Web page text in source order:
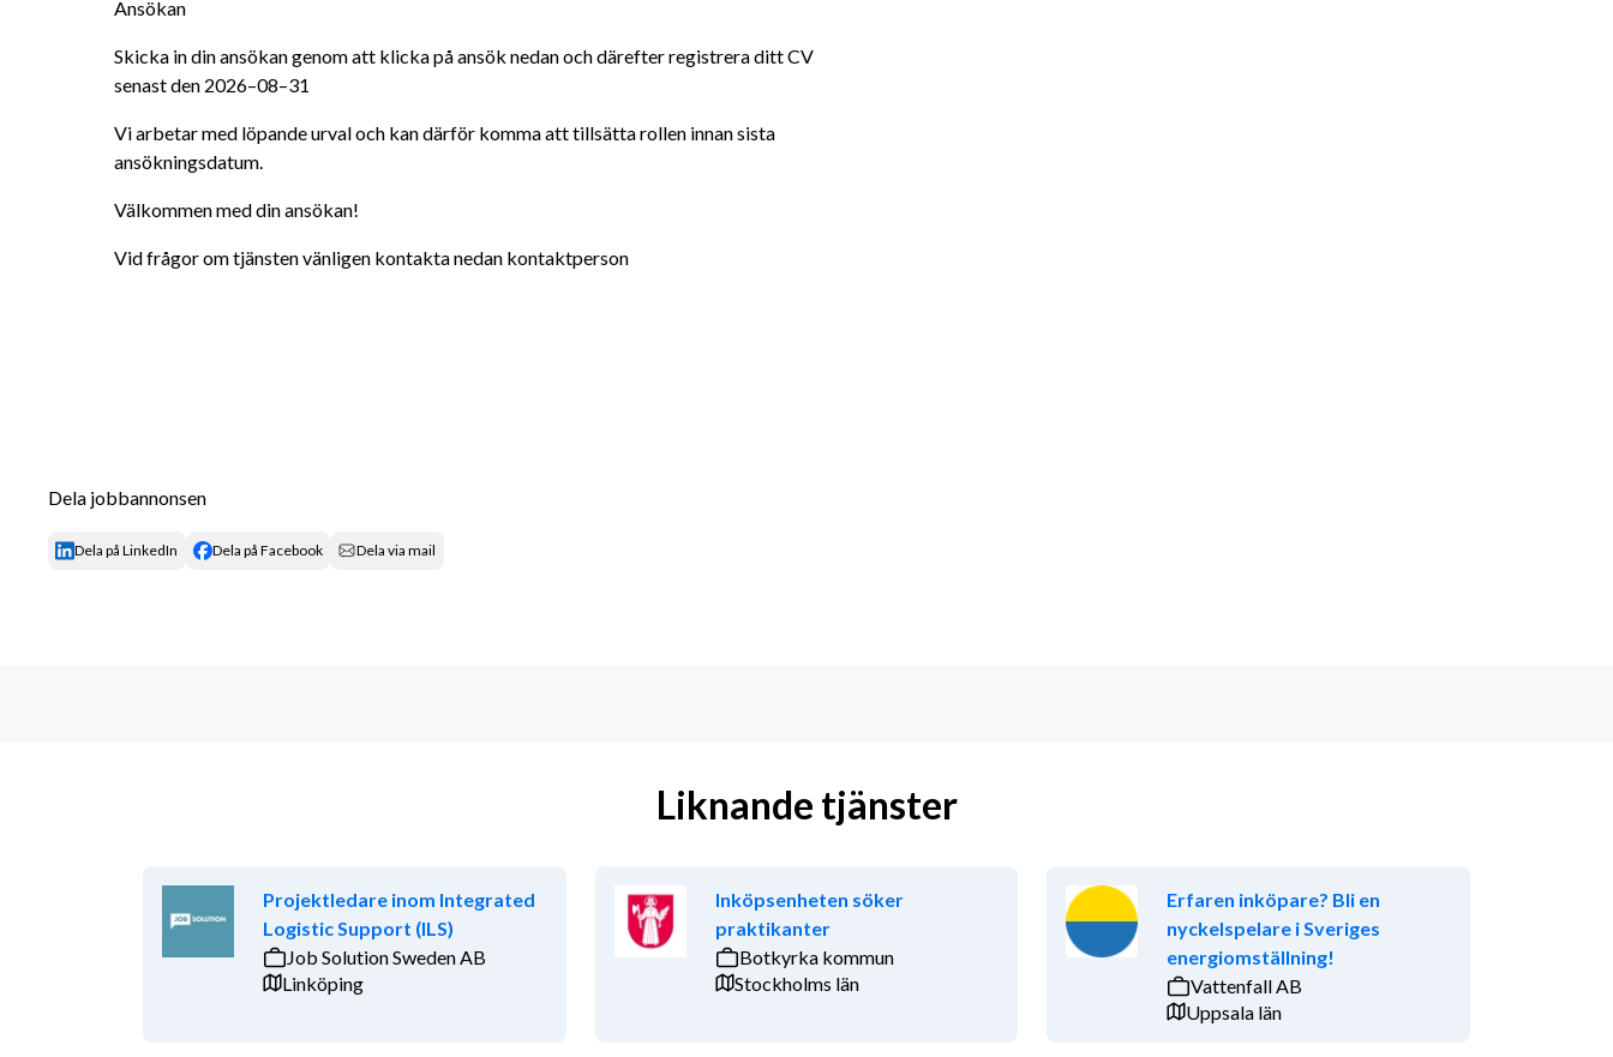
Ansökan
Skicka in din ansökan genom att klicka på ansök nedan och därefter registrera ditt CV
senast den 2026–08–31
Vi arbetar med löpande urval och kan därför komma att tillsätta rollen innan sista
ansökningsdatum.
Välkommen med din ansökan!
Vid frågor om tjänsten vänligen kontakta nedan kontaktperson
Dela jobbannonsen
Dela på LinkedIn Dela på Facebook Dela via mail
Liknande tjänster
Projektledare inom Integrated
Logistic Support (ILS)
Job Solution Sweden AB
Linköping
Inköpsenheten söker
praktikanter
Botkyrka kommun
Stockholms län
Erfaren inköpare? Bli en
nyckelspelare i Sveriges
energiomställning!
Vattenfall AB
Uppsala län